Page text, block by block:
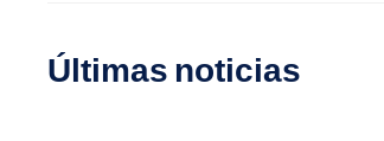
Últimas noticias